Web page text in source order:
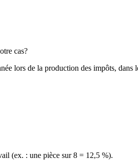
cas?
lors de la production des impôts, dans
(ex. : une pièce sur 8 = 12,5 %).